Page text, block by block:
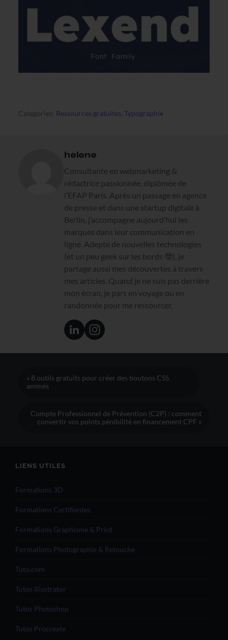
Categories: Ressources gratuites, Typographie
helene
Consultante en webmarketing &
rédactrice passionnée, diplômée de
l’EFAP Paris. Après un passage en agence
de presse et dans une startup digitale à
Berlin, j’accompagne aujourd’hui les
marques dans leur communication en
ligne. Adepte de nouvelles technologies
(et un peu geek sur les bords 🤓), je
partage aussi mes découvertes à travers
mes articles. Quand je ne suis pas derrière
mon écran, je pars en voyage ou en
randonnée pour me ressourcer.
« 8 outils gratuits pour créer des boutons CSS
animés
Compte Professionnel de Prévention (C2P) : comment
convertir vos points pénibilité en financement CPF »
LIENS UTILES
Formations 3D
Formations Certifiantes
Formations Graphisme & Print
Formations Photographie & Retouche
Tuto.com
Tutos Illustrator
Tutos Photoshop
Tutos Procreate